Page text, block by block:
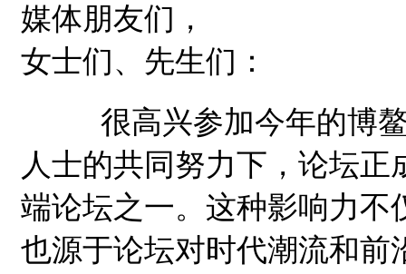
媒体朋友们，
女士们、先生们：
很高兴参加今年的博鳌
人士的共同努力下，论坛
端论坛之一。这种影响力不
也源于论坛对时代潮流和前